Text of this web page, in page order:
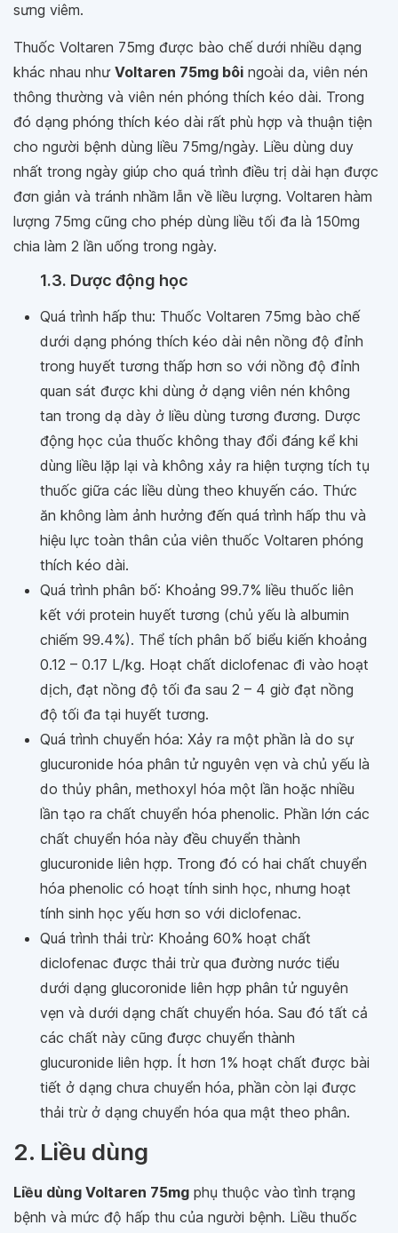
sưng viêm.
Thuốc Voltaren 75mg được bào chế dưới nhiều dạng
khác nhau như Voltaren 75mg bôi ngoài da, viên nén
thông thường và viên nén phóng thích kéo dài. Trong
đó dạng phóng thích kéo dài rất phù hợp và thuận tiện
cho người bệnh dùng liều 75mg/ngày. Liều dùng duy
nhất trong ngày giúp cho quá trình điều trị dài hạn được
đơn giản và tránh nhầm lẫn về liều lượng. Voltaren hàm
lượng 75mg cũng cho phép dùng liều tối đa là 150mg
chia làm 2 lần uống trong ngày.
1.3. Dược động học
Quá trình hấp thu: Thuốc Voltaren 75mg bào chế
dưới dạng phóng thích kéo dài nên nồng độ đỉnh
trong huyết tương thấp hơn so với nồng độ đỉnh
quan sát được khi dùng ở dạng viên nén không
tan trong dạ dày ở liều dùng tương đương. Dược
động học của thuốc không thay đổi đáng kể khi
dùng liều lặp lại và không xảy ra hiện tượng tích tụ
thuốc giữa các liều dùng theo khuyến cáo. Thức
ăn không làm ảnh hưởng đến quá trình hấp thu và
hiệu lực toàn thân của viên thuốc Voltaren phóng
thích kéo dài.
Quá trình phân bố: Khoảng 99.7% liều thuốc liên
kết với protein huyết tương (chủ yếu là albumin
chiếm 99.4%). Thể tích phân bố biểu kiến khoảng
0.12 – 0.17 L/kg. Hoạt chất diclofenac đi vào hoạt
dịch, đạt nồng độ tối đa sau 2 – 4 giờ đạt nồng
độ tối đa tại huyết tương.
Quá trình chuyển hóa: Xảy ra một phần là do sự
glucuronide hóa phân tử nguyên vẹn và chủ yếu là
do thủy phân, methoxyl hóa một lần hoặc nhiều
lần tạo ra chất chuyển hóa phenolic. Phần lớn các
chất chuyển hóa này đều chuyển thành
glucuronide liên hợp. Trong đó có hai chất chuyển
hóa phenolic có hoạt tính sinh học, nhưng hoạt
tính sinh học yếu hơn so với diclofenac.
Quá trình thải trừ: Khoảng 60% hoạt chất
diclofenac được thải trừ qua đường nước tiểu
dưới dạng glucoronide liên hợp phân tử nguyên
vẹn và dưới dạng chất chuyển hóa. Sau đó tất cả
các chất này cũng được chuyển thành
glucuronide liên hợp. Ít hơn 1% hoạt chất được bài
tiết ở dạng chưa chuyển hóa, phần còn lại được
thải trừ ở dạng chuyển hóa qua mật theo phân.
2. Liều dùng
Liều dùng Voltaren 75mg phụ thuộc vào tình trạng
bệnh và mức độ hấp thu của người bệnh. Liều thuốc